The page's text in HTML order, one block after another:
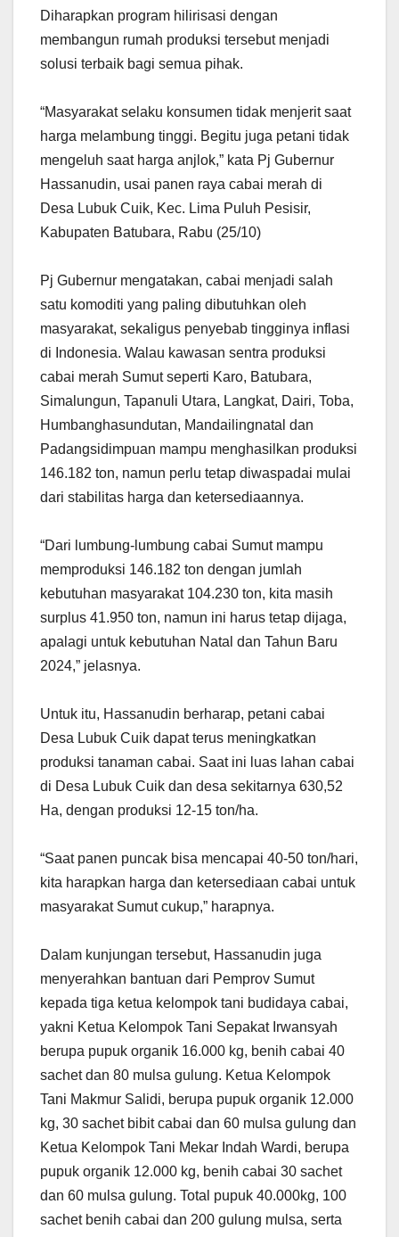
Diharapkan program hilirisasi dengan
membangun rumah produksi tersebut menjadi
solusi terbaik bagi semua pihak.
“Masyarakat selaku konsumen tidak menjerit saat
harga melambung tinggi. Begitu juga petani tidak
mengeluh saat harga anjlok,” kata Pj Gubernur
Hassanudin, usai panen raya cabai merah di
Desa Lubuk Cuik, Kec. Lima Puluh Pesisir,
Kabupaten Batubara, Rabu (25/10)
Pj Gubernur mengatakan, cabai menjadi salah
satu komoditi yang paling dibutuhkan oleh
masyarakat, sekaligus penyebab tingginya inflasi
di Indonesia. Walau kawasan sentra produksi
cabai merah Sumut seperti Karo, Batubara,
Simalungun, Tapanuli Utara, Langkat, Dairi, Toba,
Humbanghasundutan, Mandailingnatal dan
Padangsidimpuan mampu menghasilkan produksi
146.182 ton, namun perlu tetap diwaspadai mulai
dari stabilitas harga dan ketersediaannya.
“Dari lumbung-lumbung cabai Sumut mampu
memproduksi 146.182 ton dengan jumlah
kebutuhan masyarakat 104.230 ton, kita masih
surplus 41.950 ton, namun ini harus tetap dijaga,
apalagi untuk kebutuhan Natal dan Tahun Baru
2024,” jelasnya.
Untuk itu, Hassanudin berharap, petani cabai
Desa Lubuk Cuik dapat terus meningkatkan
produksi tanaman cabai. Saat ini luas lahan cabai
di Desa Lubuk Cuik dan desa sekitarnya 630,52
Ha, dengan produksi 12-15 ton/ha.
“Saat panen puncak bisa mencapai 40-50 ton/hari,
kita harapkan harga dan ketersediaan cabai untuk
masyarakat Sumut cukup,” harapnya.
Dalam kunjungan tersebut, Hassanudin juga
menyerahkan bantuan dari Pemprov Sumut
kepada tiga ketua kelompok tani budidaya cabai,
yakni Ketua Kelompok Tani Sepakat Irwansyah
berupa pupuk organik 16.000 kg, benih cabai 40
sachet dan 80 mulsa gulung. Ketua Kelompok
Tani Makmur Salidi, berupa pupuk organik 12.000
kg, 30 sachet bibit cabai dan 60 mulsa gulung dan
Ketua Kelompok Tani Mekar Indah Wardi, berupa
pupuk organik 12.000 kg, benih cabai 30 sachet
dan 60 mulsa gulung. Total pupuk 40.000kg, 100
sachet benih cabai dan 200 gulung mulsa, serta